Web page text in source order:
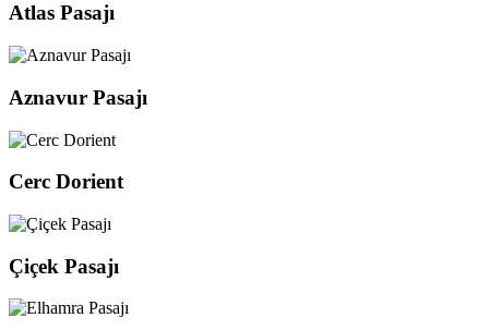
Atlas Pasajı
Aznavur Pasajı
Cerc Dorient
Çiçek Pasajı